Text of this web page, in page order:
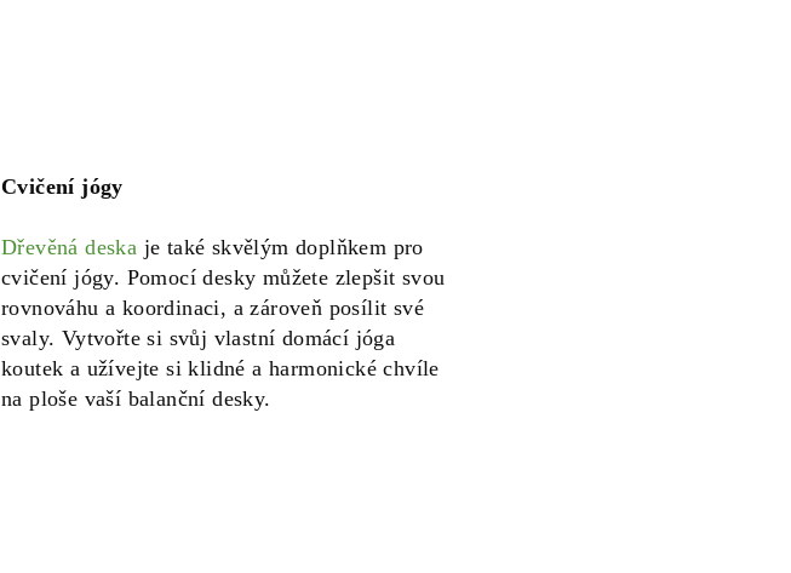
Cvičení jógy
Dřevěná deska je také skvělým doplňkem pro
cvičení jógy. Pomocí desky můžete zlepšit svou
rovnováhu a koordinaci, a zároveň posílit své
svaly. Vytvořte si svůj vlastní domácí jóga
koutek a užívejte si klidné a harmonické chvíle
na ploše vaší balanční desky.